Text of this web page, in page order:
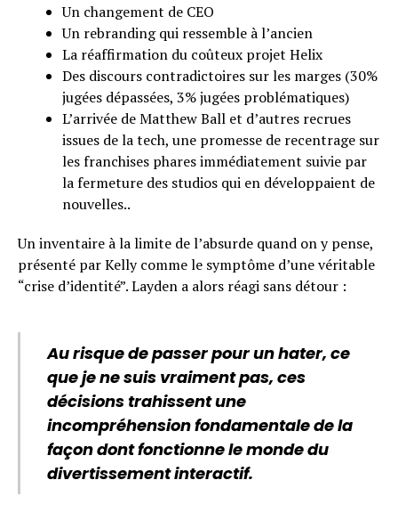
Un changement de CEO
Un rebranding qui ressemble à l’ancien
La réaffirmation du coûteux projet Helix
Des discours contradictoires sur les marges (30%
jugées dépassées, 3% jugées problématiques)
L’arrivée de Matthew Ball et d’autres recrues
issues de la tech, une promesse de recentrage sur
les franchises phares immédiatement suivie par
la fermeture des studios qui en développaient de
nouvelles..
Un inventaire à la limite de l’absurde quand on y pense,
présenté par Kelly comme le symptôme d’une véritable
“crise d’identité”. Layden a alors réagi sans détour :
Au risque de passer pour un hater, ce
que je ne suis vraiment pas, ces
décisions trahissent une
incompréhension fondamentale de la
façon dont fonctionne le monde du
divertissement interactif.